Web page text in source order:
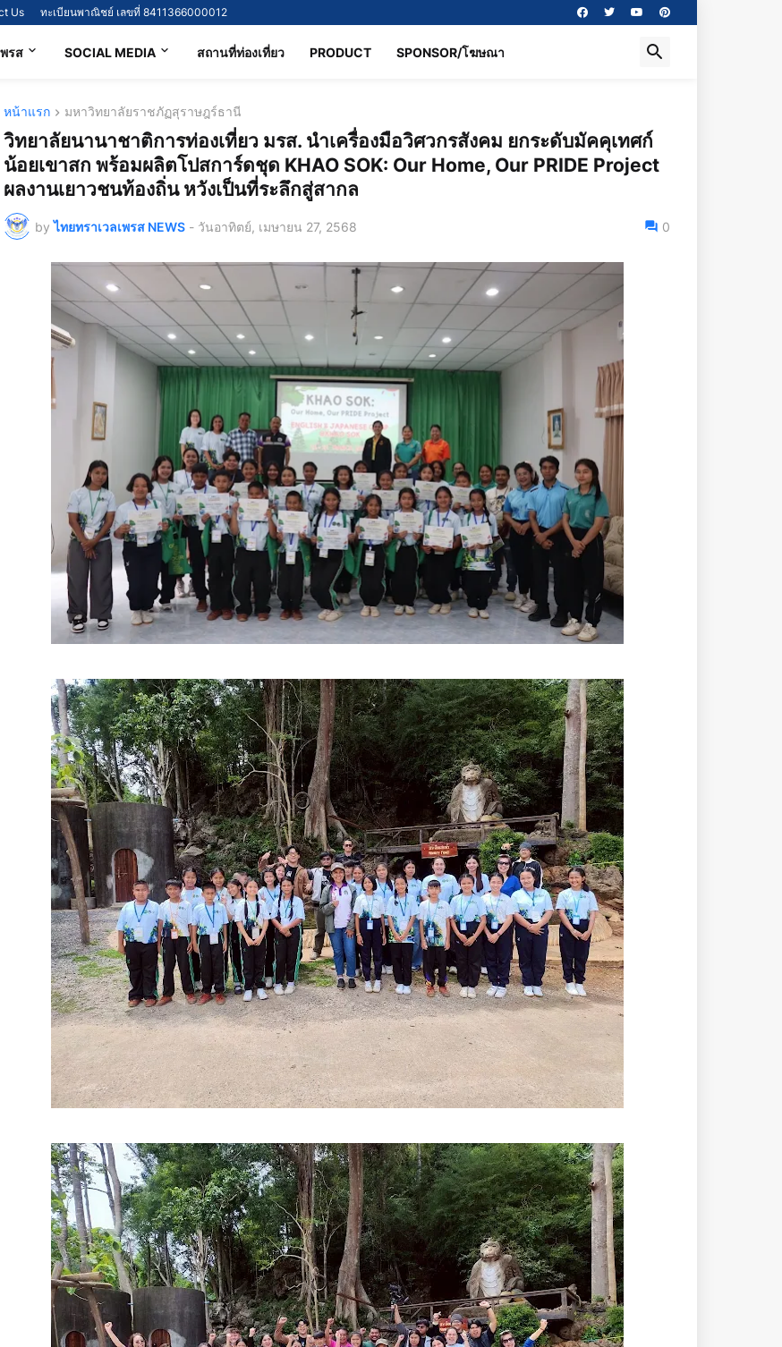
Us ทะเบียนพาณิชย์ เลขที่ 8411366000012
รส SOCIAL MEDIA สถานที่ท่องเที่ยว PRODUCT SPONSOR/โฆษณา
หน้าแรก มหาวิทยาลัยราชภัฏสุราษฎร์ธานี
วิทยาลัยนานาชาติการท่องเที่ยว มรส. นำเครื่องมือวิศวกรสังคม ยกระดับมัคคุเทศก์
น้อยเขาสก พร้อมผลิตโปสการ์ดชุด KHAO SOK: Our Home, Our PRIDE Project
ผลงานเยาวชนท้องถิ่น หวังเป็นที่ระลึกสู่สากล
by ไทยทราเวลเพรส NEWS - วันอาทิตย์, เมษายน 27, 2568 0